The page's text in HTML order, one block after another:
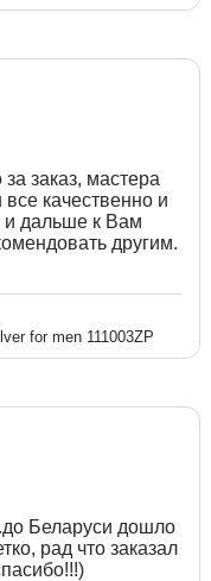
заказ, мастера
качественно и
и дальше к Вам
другим.
for men 111003ZP
Беларуси дошло
рад что заказал